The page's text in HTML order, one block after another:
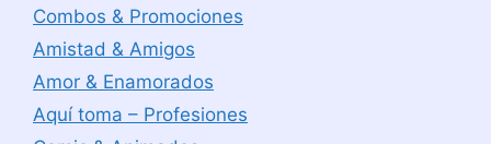
Combos & Promociones
Amistad & Amigos
Amor & Enamorados
Aquí toma – Profesiones